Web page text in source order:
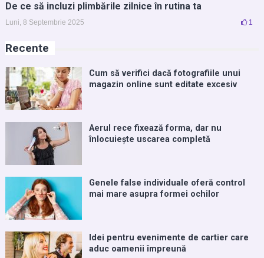
De ce să incluzi plimbările zilnice în rutina ta
Luni, 8 Septembrie 2025 1
Recente
Cum să verifici dacă fotografiile unui
magazin online sunt editate excesiv
Aerul rece fixează forma, dar nu
înlocuiește uscarea completă
Genele false individuale oferă control
mai mare asupra formei ochilor
Idei pentru evenimente de cartier care
aduc oamenii împreună